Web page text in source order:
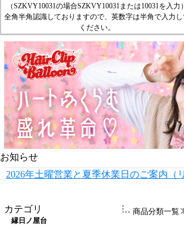
（SZKVY10031の場合SZKVY10031または10031を入力）
全角半角認識しておりますので、英数字は半角で入力し
ください。
お知らせ
2026年土曜営業と夏季休業日のご案内（
カテゴリ
縁日ノ屋台
商品分類一覧